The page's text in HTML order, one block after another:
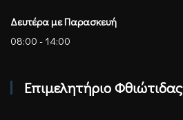
Δευτέρα με Παρασκευή
08:00 - 14:00
Επιμελητήριο Φθιώτιδας